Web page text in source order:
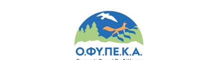
Κύριο
Μενού